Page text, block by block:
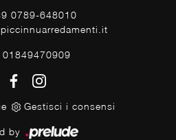
0789-648010
01849470909
Gestisci i consensi
by